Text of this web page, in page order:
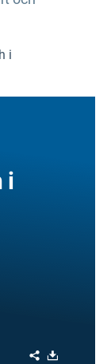
i
i
Share